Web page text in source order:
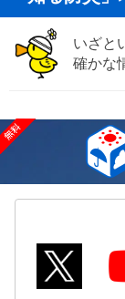
いざと
確かな